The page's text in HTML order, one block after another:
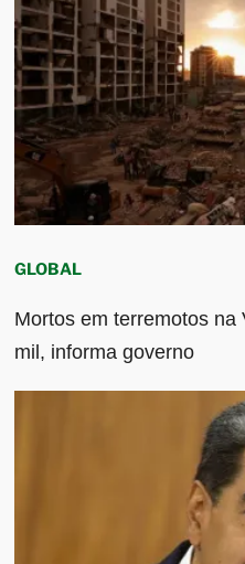
GLOBAL
Mortos em terremotos na
mil, informa governo